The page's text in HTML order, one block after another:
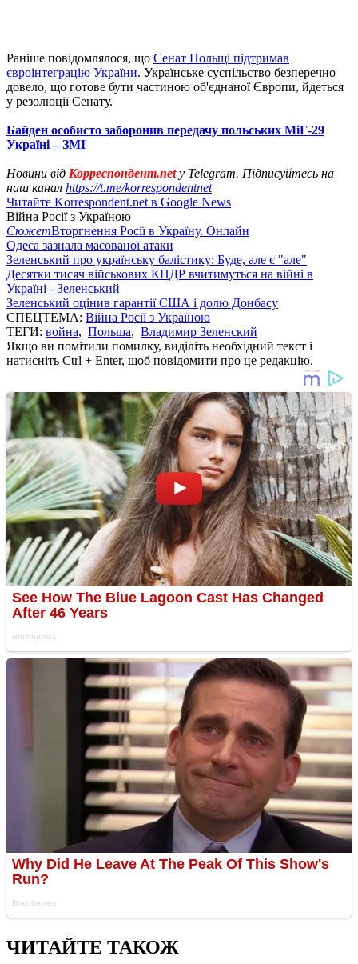
Раніше повідомлялося, що Сенат Польщі підтримав
євроінтеграцію України. Українське суспільство безперечно
довело, що готове бути частиною об'єднаної Європи, йдеться
у резолюції Сенату.
Байден особисто заборонив передачу польських МіГ-29
Україні – ЗМІ
Новини від Корреспондент.netу Telegram. Підписуйтесь на
наш канал https://t.me/korrespondentnet
Читайте Korrespondent.net в Google News
Війна Росії з Україною
СюжетВторгнення Росії в Україну. Онлайн
Одеса зазнала масованої атаки
Зеленський про українську балістику: Буде, але є "але"
Десятки тисяч військових КНДР вчитимуться на війні в
Україні - Зеленський
Зеленський оцінив гарантії США і долю Донбасу
СПЕЦТЕМА: Війна Росії з Україною
ТЕГИ: война, Польша, Владимир Зеленский
Якщо ви помітили помилку, виділіть необхідний текст і
натисніть Ctrl + Enter, щоб повідомити про це редакцію.
ЧИТАЙТЕ ТАКОЖ